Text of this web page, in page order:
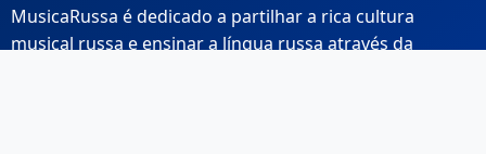
MusicaRussa é dedicado a partilhar a rica cultura
musical russa e ensinar a língua russa através da